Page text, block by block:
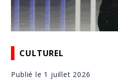
CULTUREL
Publié le 1 juillet 2026